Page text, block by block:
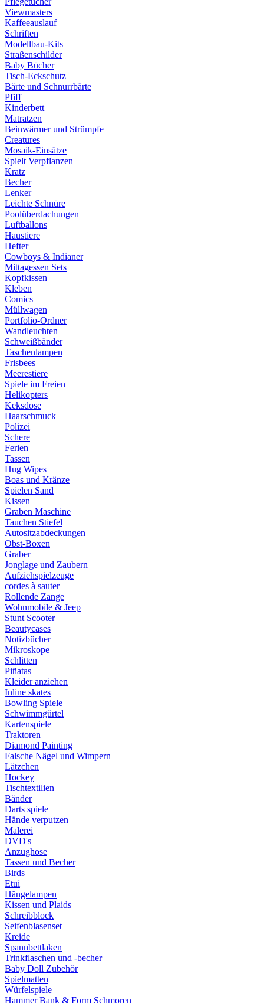
Viewmasters
Kaffeeauslauf
Schriften
Modellbau-Kits
Straßenschilder
Baby Bücher
Tisch-Eckschutz
Bärte und Schnurrbärte
Pfiff
Kinderbett
Matratzen
Beinwärmer und Strümpfe
Creatures
Mosaik-Einsätze
Spielt Verpflanzen
Kratz
Becher
Lenker
Leichte Schnüre
Poolüberdachungen
Luftballons
Haustiere
Hefter
Cowboys & Indianer
Mittagessen Sets
Kopfkissen
Kleben
Comics
Müllwagen
Portfolio-Ordner
Wandleuchten
Schweißbänder
Taschenlampen
Frisbees
Meerestiere
Spiele im Freien
Helikopters
Keksdose
Haarschmuck
Polizei
Schere
Ferien
Tassen
Hug Wipes
Boas und Kränze
Spielen Sand
Kissen
Graben Maschine
Tauchen Stiefel
Autositzabdeckungen
Obst-Boxen
Graber
Jonglage und Zaubern
Aufziehspielzeuge
cordes à sauter
Rollende Zange
Wohnmobile & Jeep
Stunt Scooter
Beautycases
Notizbücher
Mikroskope
Schlitten
Piñatas
Kleider anziehen
Inline skates
Bowling Spiele
Schwimmgürtel
Kartenspiele
Traktoren
Diamond Painting
Falsche Nägel und Wimpern
Lätzchen
Hockey
Tischtextilien
Bänder
Darts spiele
Hände verputzen
Malerei
DVD's
Anzughose
Tassen und Becher
Birds
Etui
Hängelampen
Kissen und Plaids
Schreibblock
Seifenblasenset
Kreide
Spannbettlaken
Trinkflaschen und -becher
Baby Doll Zubehör
Spielmatten
Würfelspiele
Hammer Bank & Form Schmoren